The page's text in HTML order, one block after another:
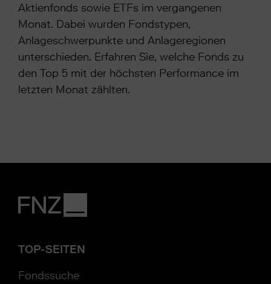
Aktienfonds sowie ETFs im vergangenen
Monat. Dabei wurden Fondstypen,
Anlageschwerpunkte und Anlageregionen
unterschieden. Erfahren Sie, welche Fonds zu
den Top 5 mit der höchsten Performance im
letzten Monat zählten.
TOP-SEITEN
Fondssuche